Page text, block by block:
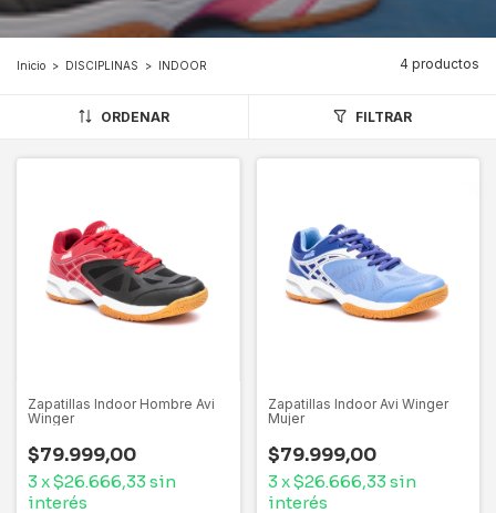
Inicio > DISCIPLINAS > INDOOR 4 productos
ORDENAR FILTRAR
Zapatillas Indoor Hombre Avi
Winger
$79.999,00
3 x$26.666,33 sin
interés
Zapatillas Indoor Avi Winger
Mujer
$79.999,00
3 x$26.666,33 sin
interés